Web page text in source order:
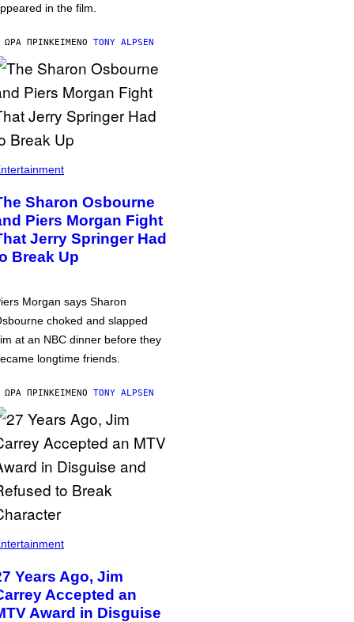
in the film.
ΏΡΑ ΠΡΙΝΚΕΊΜΕΝΟ TONY ALPSEN
Sharon Osbourne
Piers Morgan Fight
Jerry Springer Had
Break Up
Morgan says Sharon
choked and slapped
at an NBC dinner before they
longtime friends.
ΏΡΑ ΠΡΙΝΚΕΊΜΕΝΟ TONY ALPSEN
Years Ago, Jim
Accepted an
Award in Disguise